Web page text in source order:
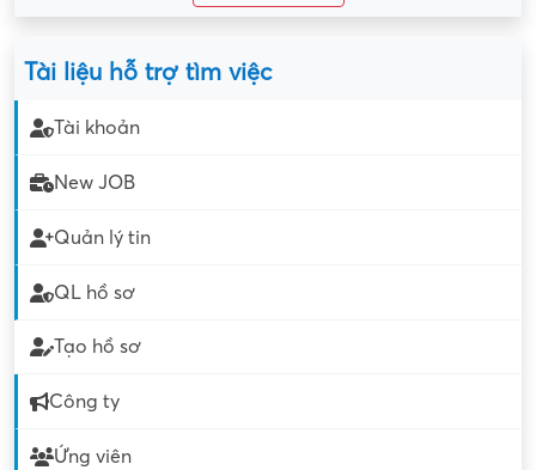
Tài liệu hỗ trợ tìm việc
Tài khoản
New JOB
Quản lý tin
QL hồ sơ
Tạo hồ sơ
Công ty
Ứng viên